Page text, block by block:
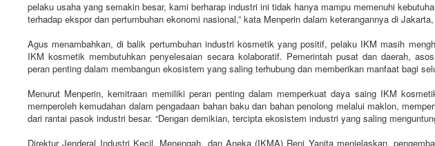
pelaku usaha yang semakin besar, kami berharap industri ini tidak hanya mampu memenuhi
terhadap ekspor dan pertumbuhan ekonomi nasional,” kata Menperin dalam keterangannya di
Agus menambahkan, di balik pertumbuhan industri kosmetik yang positif, pelaku IKM masih
IKM kosmetik membutuhkan penyelesaian secara kolaboratif. Pemerintah pusat dan daerah,
peran penting dalam membangun ekosistem yang saling terhubung dan memberikan manfaat bagi
Menurut Menperin, kemitraan memiliki peran penting dalam memperkuat daya saing IKM
memperoleh kemudahan dalam pengadaan bahan baku dan bahan penolong melalui maklon,
dari rantai pasok industri besar. “Dengan demikian, tercipta ekosistem industri yang saling
Direktur Jenderal Industri Kecil, Menengah, dan Aneka (IKMA) Reni Yanita menjelaskan,